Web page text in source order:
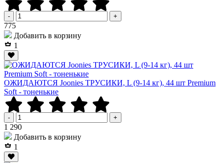
- +
775Р
Добавить в корзину
1
ОЖИДАЮТСЯ Joonies ТРУСИКИ, L (9-14 кг), 44 шт Premium
Soft - тоненькие
- +
1 290Р
Добавить в корзину
1